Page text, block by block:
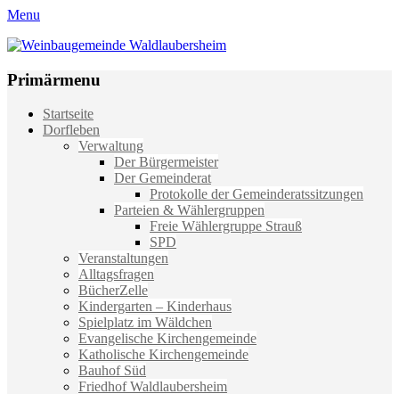
Menu
Weinbaugemeinde Waldlaubersheim
Primärmenu
Weiter
zum
Startseite
Dorfleben
Verwaltung
Der Bürgermeister
Der Gemeinderat
Protokolle der Gemeinderatssitzungen
Parteien & Wählergruppen
Freie Wählergruppe Strauß
SPD
Veranstaltungen
Alltagsfragen
BücherZelle
Kindergarten – Kinderhaus
Spielplatz im Wäldchen
Evangelische Kirchengemeinde
Katholische Kirchengemeinde
Bauhof Süd
Friedhof Waldlaubersheim